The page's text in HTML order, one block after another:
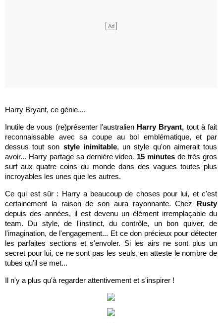
Harry Bryant, ce génie....
Inutile de vous (re)présenter l'australien Harry Bryant, tout à fait
reconnaissable avec sa coupe au bol emblématique, et par
dessus tout son style inimitable, un style qu'on aimerait tous
avoir... Harry partage sa dernière video, 15 minutes de très gros
surf aux quatre coins du monde dans des vagues toutes plus
incroyables les unes que les autres.
Ce qui est sûr : Harry a beaucoup de choses pour lui, et c'est
certainement la raison de son aura rayonnante. Chez Rusty
depuis des années, il est devenu un élément irremplaçable du
team. Du style, de l'instinct, du contrôle, un bon quiver, de
l'imagination, de l'engagement... Et ce don précieux pour détecter
les parfaites sections et s'envoler. Si les airs ne sont plus un
secret pour lui, ce ne sont pas les seuls, en atteste le nombre de
tubes qu'il se met...
Il n'y a plus qu'à regarder attentivement et s'inspirer !